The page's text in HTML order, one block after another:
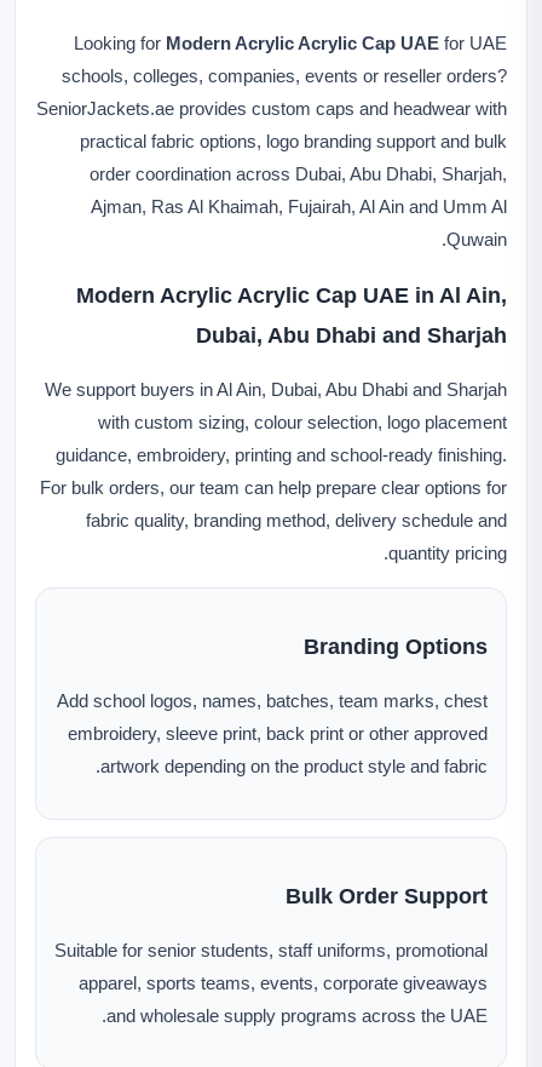
Looking for Modern Acrylic Acrylic Cap UAE for UAE
schools, colleges, companies, events or reseller orders?
SeniorJackets.ae provides custom caps and headwear with
practical fabric options, logo branding support and bulk
order coordination across Dubai, Abu Dhabi, Sharjah,
Ajman, Ras Al Khaimah, Fujairah, Al Ain and Umm Al
Quwain.
Modern Acrylic Acrylic Cap UAE in Al Ain,
Dubai, Abu Dhabi and Sharjah
We support buyers in Al Ain, Dubai, Abu Dhabi and Sharjah
with custom sizing, colour selection, logo placement
guidance, embroidery, printing and school-ready finishing.
For bulk orders, our team can help prepare clear options for
fabric quality, branding method, delivery schedule and
quantity pricing.
Branding Options
Add school logos, names, batches, team marks, chest
embroidery, sleeve print, back print or other approved
artwork depending on the product style and fabric.
Bulk Order Support
Suitable for senior students, staff uniforms, promotional
apparel, sports teams, events, corporate giveaways
and wholesale supply programs across the UAE.